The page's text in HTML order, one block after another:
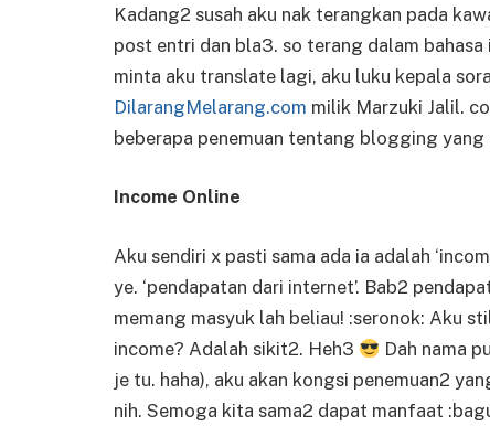
Kadang2 susah aku nak terangkan pada
post entri dan bla3. so terang dalam
minta aku translate lagi, aku luku kepala
DilarangMelarang.com milik Marzuki Jalil.
beberapa penemuan tentang blogging yang
Income Online
Aku sendiri x pasti sama ada ia adalah
ye. ‘pendapatan dari internet’. Bab2
memang masyuk lah beliau! :seronok: Aku
income? Adalah sikit2. Heh3
Dah nama
je tu. haha), aku akan kongsi penemuan2
nih. Semoga kita sama2 dapat manfaat